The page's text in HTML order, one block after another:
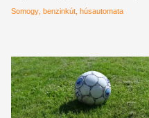
hatalmas volt a meglepődés
Somogy benzinkút húsautomata